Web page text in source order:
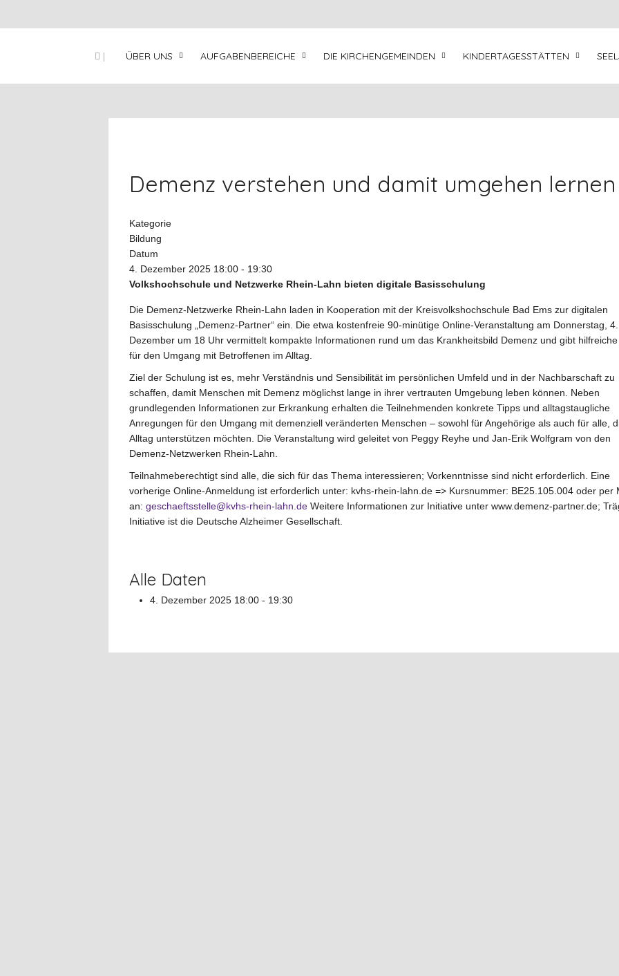
| ÜBER UNS AUFGABENBEREICHE DIE KIRCHENGEMEINDEN KINDERTAGESSTÄTTEN
Demenz verstehen und damit umgehen lernen
Kategorie
Bildung
Datum
4. Dezember 2025 18:00 - 19:30
Volkshochschule und Netzwerke Rhein-Lahn bieten digitale Basisschulung
Die Demenz-Netzwerke Rhein-Lahn laden in Kooperation mit der Kreisvolkshochschule Bad Ems zur digitalen
Basisschulung „Demenz-Partner“ ein. Die etwa kostenfreie 90-minütige Online-Veranstaltung am Donnerstag, 4.
Dezember um 18 Uhr vermittelt kompakte Informationen rund um das Krankheitsbild Demenz und gibt
für den Umgang mit Betroffenen im Alltag.
Ziel der Schulung ist es, mehr Verständnis und Sensibilität im persönlichen Umfeld und in der Nachbarschaft zu
schaffen, damit Menschen mit Demenz möglichst lange in ihrer vertrauten Umgebung leben können. Neben
grundlegenden Informationen zur Erkrankung erhalten die Teilnehmenden konkrete Tipps und alltagstaugliche
Anregungen für den Umgang mit demenziell veränderten Menschen – sowohl für Angehörige als auch für alle,
Alltag unterstützen möchten. Die Veranstaltung wird geleitet von Peggy Reyhe und Jan-Erik Wolfgram von den
Demenz-Netzwerken Rhein-Lahn.
Teilnahmeberechtigt sind alle, die sich für das Thema interessieren; Vorkenntnisse sind nicht erforderlich. Eine
vorherige Online-Anmeldung ist erforderlich unter: kvhs-rhein-lahn.de => Kursnummer: BE25.105.004 oder per
an: geschaeftsstelle@kvhs-rhein-lahn.de Weitere Informationen zur Initiative unter www.demenz-partner.de;
Initiative ist die Deutsche Alzheimer Gesellschaft.
Alle Daten
4. Dezember 2025 18:00 - 19:30